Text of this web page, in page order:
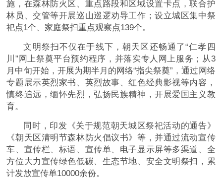
施，在森林防火区、重点路段和区域设置卡点，联合护
林员、交管等开展巡山巡逻劝导工作；设立城区集中祭
祀点1个、家庭祭扫重点观察点139个。
文明祭扫不仅在于线下，朝天区还畅通了“仁孝四
川”网上祭奠平台预约程序，并落实专人网上服务；从3
月中旬开始，开展为期半月的网络“指尖祭奠”，通过网络
专题展示英烈家书、英烈故事、红色经典影视等内容，
慎终追远，缅怀先烈，弘扬民族精神，开展爱国主义教
育。
同时，印发《关于规范朝天城区祭祀活动的通告》
《朝天区清明节森林防火倡议书》等，并通过流动宣传
车、宣传栏、标语、宣传单、电子显示屏等多渠道、全
方位大力宣传绿色低碳、生态节地、安全文明祭扫，累
计发放宣传单10000余份。